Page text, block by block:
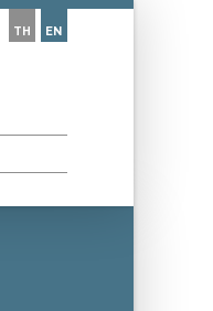
TH EN